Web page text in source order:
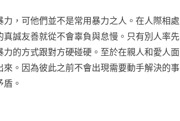
，可他們並不是常用暴力之人。在人際相處
誠友善就從不會辜負與怠慢。只有別人率先
的方式跟對方硬碰硬。至於在親人和愛人面
。因為彼此之前不會出現需要動手解決的事
。